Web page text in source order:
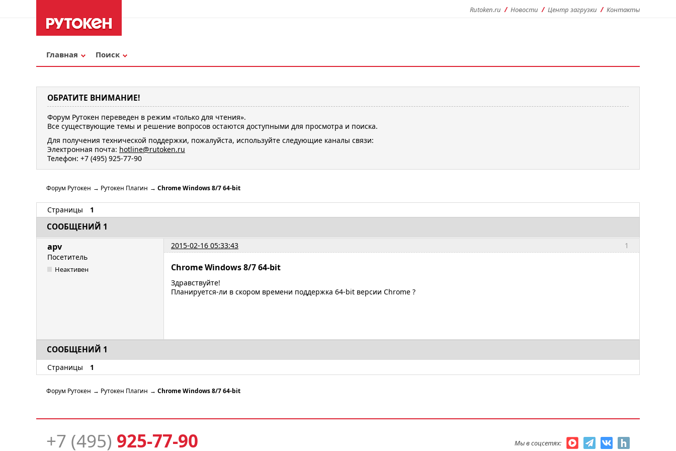
Rutoken.ru Новости Центр загрузки Контакты
Главная Поиск
ОБРАТИТЕ ВНИМАНИЕ!
Форум Рутокен переведен в режим «только для чтения».
Все существующие темы и решение вопросов остаются доступными для просмотра и поиска.
Для получения технической поддержки, пожалуйста, используйте следующие каналы связи:
Электронная почта: hotline@rutoken.ru
Телефон: +7 (495) 925-77-90
Форум Рутокен → Рутокен Плагин → Chrome Windows 8/7 64-bit
Страницы 1
СООБЩЕНИЙ 1
1
apv
2015-02-16 05:33:43
Посетитель
Неактивен Chrome Windows 8/7 64-bit
Здравствуйте!
Планируется-ли в скором времени поддержка 64-bit версии Chrome ?
СООБЩЕНИЙ 1
Страницы 1
Форум Рутокен → Рутокен Плагин → Chrome Windows 8/7 64-bit
+7 (495) 925-77-90 Мы в соцсетях: